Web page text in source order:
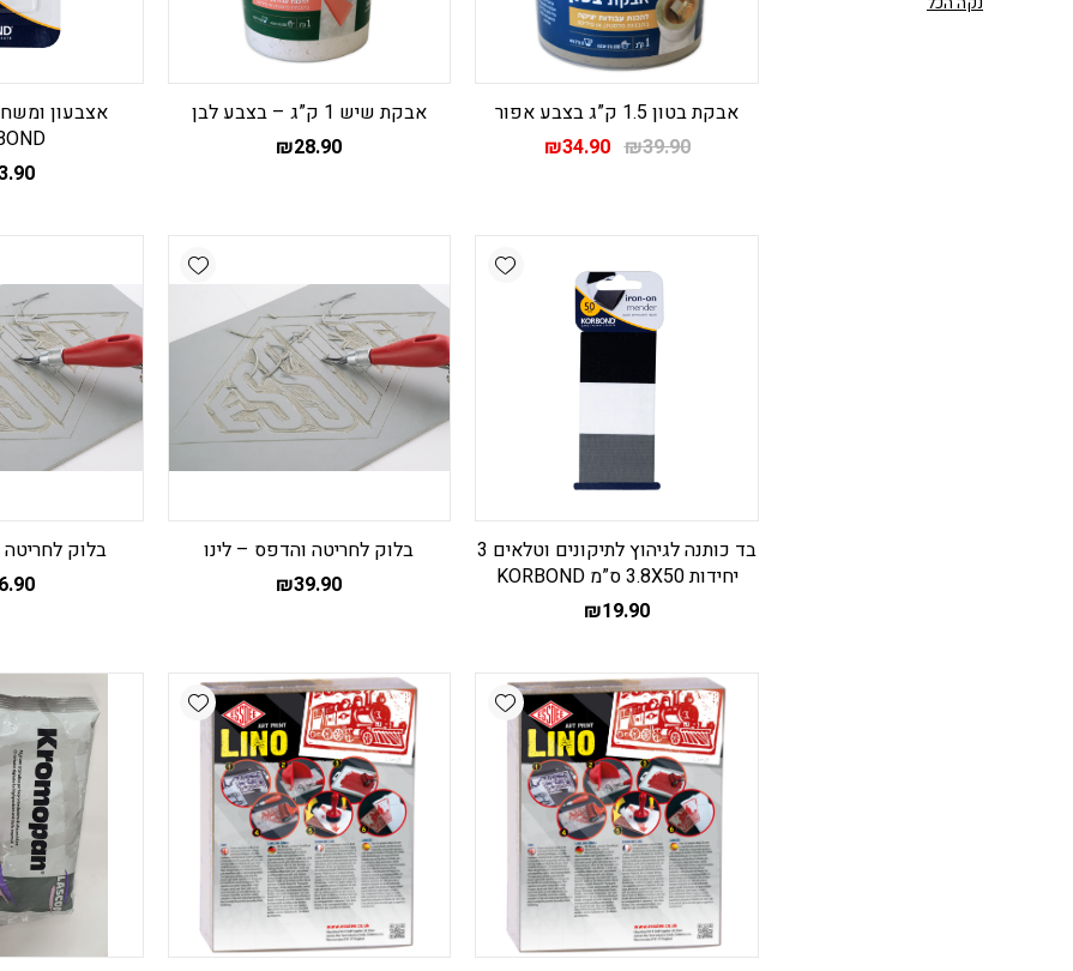
אבקת בטון 1.5 ק”ג בצבע אפור
₪39.90 המחיר ₪34.90
אבקת שיש 1 ק”ג – בצבע לבן
₪28.90
Add wishlist
בד כותנה לגיהוץ לתיקונים וטלאים 3
יחידות 3.8X50 ס”מ KORBOND
₪19.90
Add wishlist
בלוק לחריטה והדפס – לינו
₪39.90
בלוק
Add wishlist
Add wishlist